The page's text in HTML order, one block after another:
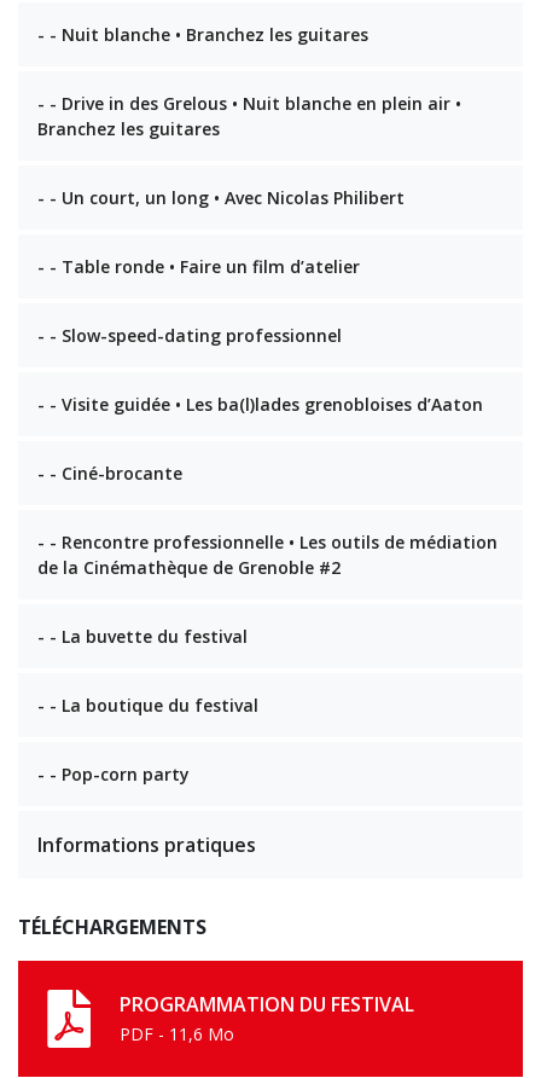
- - Nuit blanche • Branchez les guitares
- - Drive in des Grelous • Nuit blanche en plein air •
Branchez les guitares
- - Un court, un long • Avec Nicolas Philibert
- - Table ronde • Faire un film d’atelier
- - Slow-speed-dating professionnel
- - Visite guidée • Les ba(l)lades grenobloises d’Aaton
- - Ciné-brocante
- - Rencontre professionnelle • Les outils de médiation
de la Cinémathèque de Grenoble #2
- - La buvette du festival
- - La boutique du festival
- - Pop-corn party
Informations pratiques
TÉLÉCHARGEMENTS
PROGRAMMATION DU FESTIVAL
PDF - 11,6 Mo